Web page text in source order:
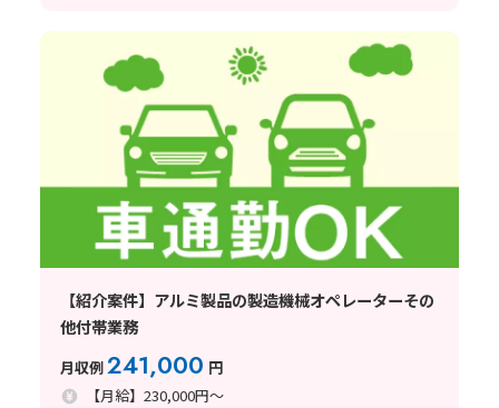
【紹介案件】アルミ製品の製造機械オペレーターその
他付帯業務
月収例241,000 円
【月給】230,000円～